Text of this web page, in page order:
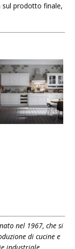
prodotto finale,
nel 1967, che si
di cucine e